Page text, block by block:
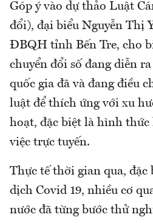
Góp ý vào dự thảo Luật
đổi), đại biểu Nguyễn Thị
ĐBQH tỉnh Bến Tre, cho
chuyển đổi số đang diễn
quốc gia đã và đang điều
luật để thích ứng với xu
hoạt, đặc biệt là hình thức
việc trực tuyến.
Thực tế thời gian qua, đặc
dịch Covid 19, nhiều cơ
nước đã từng bước thử